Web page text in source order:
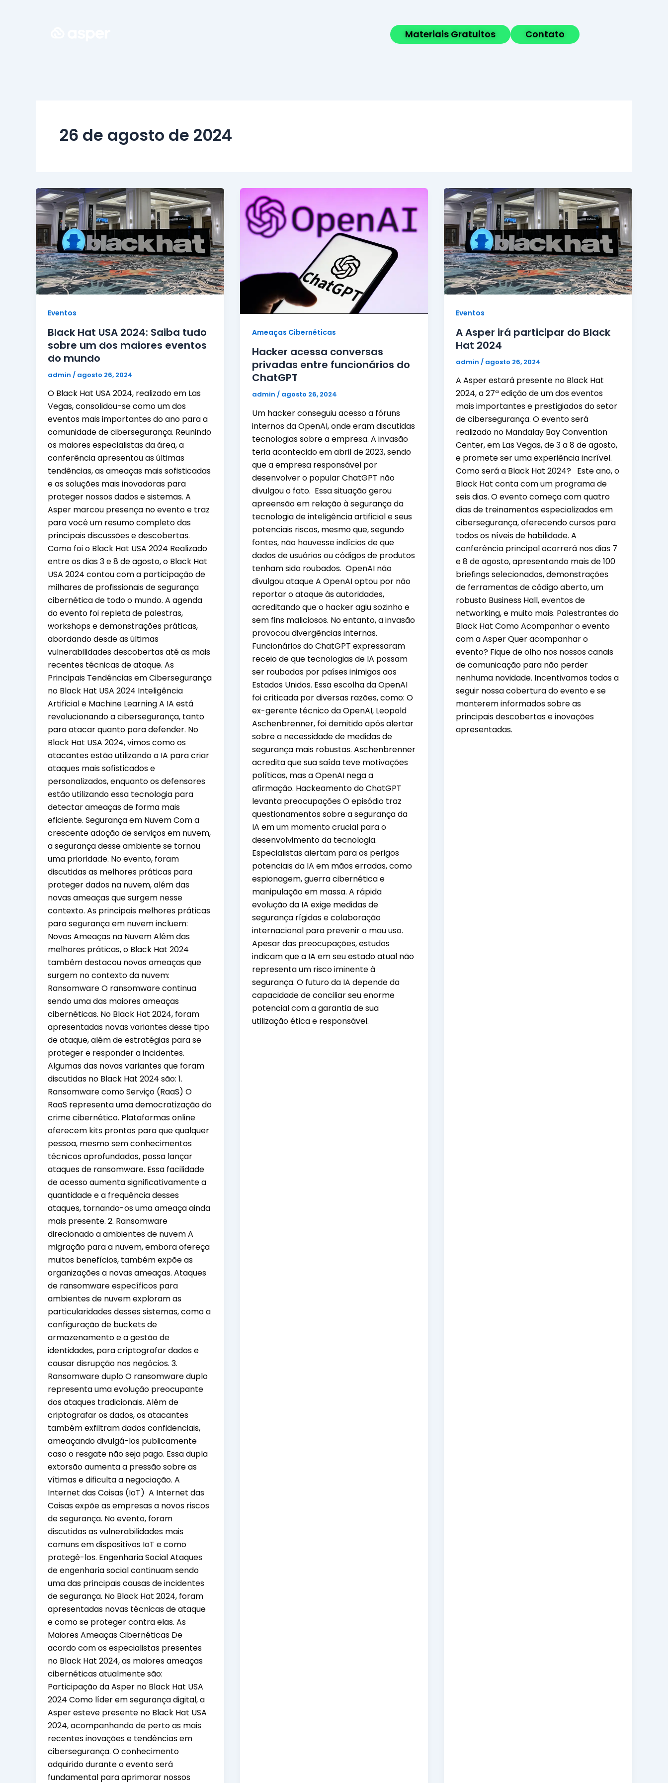
Materiais Gratuitos Contato
26 de agosto de 2024
Eventos
Black Hat USA 2024: Saiba tudo
sobre um dos maiores eventos
do mundo
admin / agosto 26, 2024
O Black Hat USA 2024, realizado em Las
Vegas, consolidou-se como um dos
eventos mais importantes do ano para a
comunidade de cibersegurança. Reunindo
os maiores especialistas da área, a
conferência apresentou as últimas
tendências, as ameaças mais sofisticadas
e as soluções mais inovadoras para
proteger nossos dados e sistemas. A
Asper marcou presença no evento e traz
para você um resumo completo das
principais discussões e descobertas.
Como foi o Black Hat USA 2024 Realizado
entre os dias 3 e 8 de agosto, o Black Hat
USA 2024 contou com a participação de
milhares de profissionais de segurança
cibernética de todo o mundo. A agenda
do evento foi repleta de palestras,
workshops e demonstrações práticas,
abordando desde as últimas
vulnerabilidades descobertas até as mais
recentes técnicas de ataque. As
Principais Tendências em Cibersegurança
no Black Hat USA 2024 Inteligência
Artificial e Machine Learning A IA está
revolucionando a cibersegurança, tanto
para atacar quanto para defender. No
Black Hat USA 2024, vimos como os
atacantes estão utilizando a IA para criar
ataques mais sofisticados e
personalizados, enquanto os defensores
estão utilizando essa tecnologia para
detectar ameaças de forma mais
eficiente. Segurança em Nuvem Com a
crescente adoção de serviços em nuvem,
a segurança desse ambiente se tornou
uma prioridade. No evento, foram
discutidas as melhores práticas para
proteger dados na nuvem, além das
novas ameaças que surgem nesse
contexto. As principais melhores práticas
para segurança em nuvem incluem:
Novas Ameaças na Nuvem Além das
melhores práticas, o Black Hat 2024
também destacou novas ameaças que
surgem no contexto da nuvem:
Ransomware O ransomware continua
sendo uma das maiores ameaças
cibernéticas. No Black Hat 2024, foram
apresentadas novas variantes desse tipo
de ataque, além de estratégias para se
proteger e responder a incidentes.
Algumas das novas variantes que foram
discutidas no Black Hat 2024 são: 1.
Ransomware como Serviço (RaaS) O
RaaS representa uma democratização do
crime cibernético. Plataformas online
oferecem kits prontos para que qualquer
pessoa, mesmo sem conhecimentos
técnicos aprofundados, possa lançar
ataques de ransomware. Essa facilidade
de acesso aumenta significativamente a
quantidade e a frequência desses
ataques, tornando-os uma ameaça ainda
mais presente. 2. Ransomware
direcionado a ambientes de nuvem A
migração para a nuvem, embora ofereça
muitos benefícios, também expõe as
organizações a novas ameaças. Ataques
de ransomware específicos para
ambientes de nuvem exploram as
particularidades desses sistemas, como a
configuração de buckets de
armazenamento e a gestão de
identidades, para criptografar dados e
causar disrupção nos negócios. 3.
Ransomware duplo O ransomware duplo
representa uma evolução preocupante
dos ataques tradicionais. Além de
criptografar os dados, os atacantes
também exfiltram dados confidenciais,
ameaçando divulgá-los publicamente
caso o resgate não seja pago. Essa dupla
extorsão aumenta a pressão sobre as
vítimas e dificulta a negociação. A
Internet das Coisas (IoT) A Internet das
Coisas expõe as empresas a novos riscos
de segurança. No evento, foram
discutidas as vulnerabilidades mais
comuns em dispositivos IoT e como
protegê-los. Engenharia Social Ataques
de engenharia social continuam sendo
uma das principais causas de incidentes
de segurança. No Black Hat 2024, foram
apresentadas novas técnicas de ataque
e como se proteger contra elas. As
Maiores Ameaças Cibernéticas De
acordo com os especialistas presentes
no Black Hat 2024, as maiores ameaças
cibernéticas atualmente são:
Participação da Asper no Black Hat USA
2024 Como líder em segurança digital, a
Asper esteve presente no Black Hat USA
2024, acompanhando de perto as mais
recentes inovações e tendências em
cibersegurança. O conhecimento
adquirido durante o evento será
fundamental para aprimorar nossos
Ameaças Cibernéticas
Hacker acessa conversas
privadas entre funcionários do
ChatGPT
admin / agosto 26, 2024
Um hacker conseguiu acesso a fóruns
internos da OpenAI, onde eram discutidas
tecnologias sobre a empresa. A invasão
teria acontecido em abril de 2023, sendo
que a empresa responsável por
desenvolver o popular ChatGPT não
divulgou o fato. Essa situação gerou
apreensão em relação à segurança da
tecnologia de inteligência artificial e seus
potenciais riscos, mesmo que, segundo
fontes, não houvesse indícios de que
dados de usuários ou códigos de produtos
tenham sido roubados. OpenAI não
divulgou ataque A OpenAI optou por não
reportar o ataque às autoridades,
acreditando que o hacker agiu sozinho e
sem fins maliciosos. No entanto, a invasão
provocou divergências internas.
Funcionários do ChatGPT expressaram
receio de que tecnologias de IA possam
ser roubadas por países inimigos aos
Estados Unidos. Essa escolha da OpenAI
foi criticada por diversas razões, como: O
ex-gerente técnico da OpenAI, Leopold
Aschenbrenner, foi demitido após alertar
sobre a necessidade de medidas de
segurança mais robustas. Aschenbrenner
acredita que sua saída teve motivações
políticas, mas a OpenAI nega a
afirmação. Hackeamento do ChatGPT
levanta preocupações O episódio traz
questionamentos sobre a segurança da
IA em um momento crucial para o
desenvolvimento da tecnologia.
Especialistas alertam para os perigos
potenciais da IA em mãos erradas, como
espionagem, guerra cibernética e
manipulação em massa. A rápida
evolução da IA exige medidas de
segurança rígidas e colaboração
internacional para prevenir o mau uso.
Apesar das preocupações, estudos
indicam que a IA em seu estado atual não
representa um risco iminente à
segurança. O futuro da IA depende da
capacidade de conciliar seu enorme
potencial com a garantia de sua
utilização ética e responsável.
Eventos
A Asper irá participar do Black
Hat 2024
admin/ agosto 26, 2024
A Asper estará presente no Black Hat
2024, a 27ª edição de um dos eventos
mais importantes e prestigiados do setor
de cibersegurança. O evento será
realizado no Mandalay Bay Convention
Center, em Las Vegas, de 3 a 8 de agosto,
e promete ser uma experiência incrível.
Como será a Black Hat 2024? Este ano, o
Black Hat conta com um programa de
seis dias. O evento começa com quatro
dias de treinamentos especializados em
cibersegurança, oferecendo cursos para
todos os níveis de habilidade. A
conferência principal ocorrerá nos dias 7
e 8 de agosto, apresentando mais de 100
briefings selecionados, demonstrações
de ferramentas de código aberto, um
robusto Business Hall, eventos de
networking, e muito mais. Palestrantes do
Black Hat Como Acompanhar o evento
com a Asper Quer acompanhar o
evento? Fique de olho nos nossos canais
de comunicação para não perder
nenhuma novidade. Incentivamos todos a
seguir nossa cobertura do evento e se
manterem informados sobre as
principais descobertas e inovações
apresentadas.